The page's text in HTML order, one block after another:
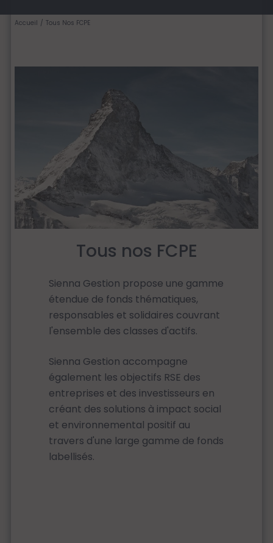
Accueil Tous Nos FCPE
Tous nos FCPE
Sienna Gestion propose une gamme
étendue de fonds thématiques,
responsables et solidaires couvrant
l'ensemble des classes d'actifs.
Sienna Gestion accompagne
également les objectifs RSE des
entreprises et des investisseurs en
créant des solutions à impact social
et environnemental positif au
travers d'une large gamme de fonds
labellisés.